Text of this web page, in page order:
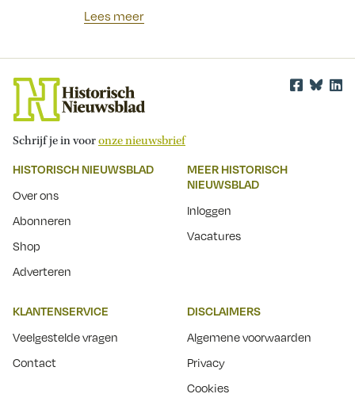
Lees meer
Schrijf je in vooronze nieuwsbrief
HISTORISCH NIEUWSBLAD
Over ons
Abonneren
Shop
Adverteren
MEER HISTORISCH
NIEUWSBLAD
Inloggen
Vacatures
KLANTENSERVICE
Veelgestelde vragen
Contact
DISCLAIMERS
Algemene voorwaarden
Privacy
Cookies